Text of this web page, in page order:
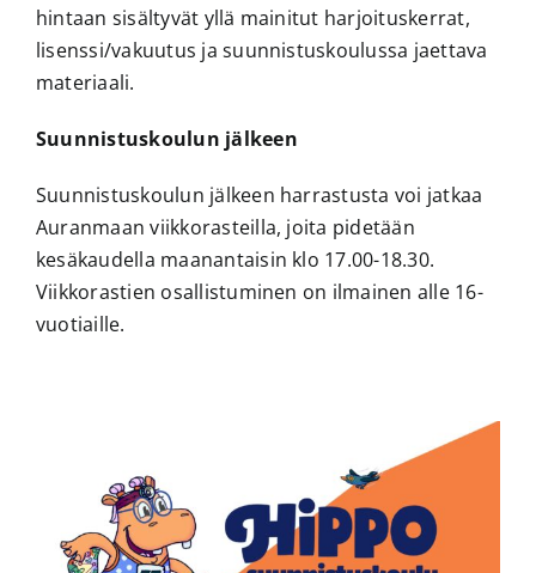
hintaan sisältyvät yllä mainitut harjoituskerrat,
lisenssi/vakuutus ja suunnistuskoulussa jaettava
materiaali.
Suunnistuskoulun jälkeen
Suunnistuskoulun jälkeen harrastusta voi jatkaa
Auranmaan viikkorasteilla, joita pidetään
kesäkaudella maanantaisin klo 17.00-18.30.
Viikkorastien osallistuminen on ilmainen alle 16-
vuotiaille.